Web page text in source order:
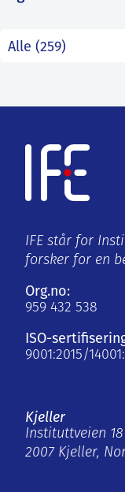
IFE står for
forsker for en
Org.no:
959 432 538
ISO-
9001:2015/
Kjeller
Instituttveien 18
2007 Kjeller,